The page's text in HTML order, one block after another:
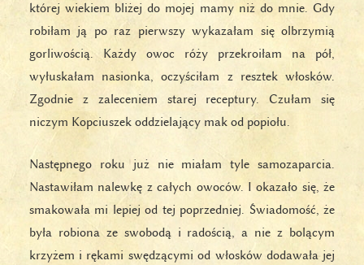
której wiekiem bliżej do mojej mamy niż do mnie. Gdy
robiłam ją po raz pierwszy wykazałam się olbrzymią
gorliwością. Każdy owoc róży przekroiłam na pół,
wyłuskałam nasionka, oczyściłam z resztek włosków.
Zgodnie z zaleceniem starej receptury. Czułam się
niczym Kopciuszek oddzielający mak od popiołu.
Następnego roku już nie miałam tyle samozaparcia.
Nastawiłam nalewkę z całych owoców. I okazało się, że
smakowała mi lepiej od tej poprzedniej. Świadomość, że
była robiona ze swobodą i radością, a nie z bolącym
krzyżem i rękami swędzącymi od włosków dodawała jej